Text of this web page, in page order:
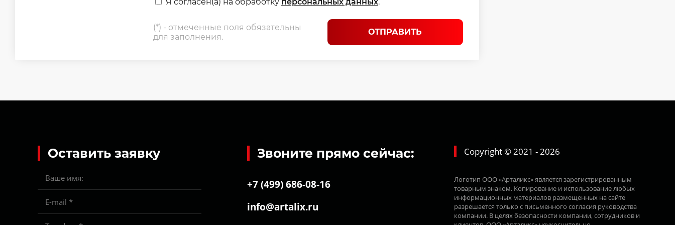
(*) - отмеченные поля обязательны
для заполнения.
ОТПРАВИТЬ
Copyright © 2021 - 2026
Логотип ООО «Арталикс» является зарегистрированным
товарным знаком. Копирование и использование любых
информационных материалов размещенных на сайте
разрешается только с письменного согласия руководства
компании. В целях безопасности компании, сотрудников и
Звоните прямо сейчас:
+7 (499) 686-08-16
info@artalix.ru
Оставить заявку